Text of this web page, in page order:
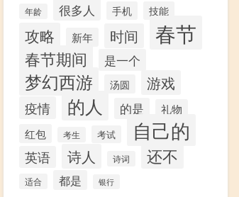
年龄 很多人 手机 技能
攻略 新年 时间 春节
春节期间 是一个
梦幻西游 汤圆 游戏
疫情 的人 的是
礼物
红包
考生 考试 自己的
英语 诗人 诗词 还不
适合 都是 银行